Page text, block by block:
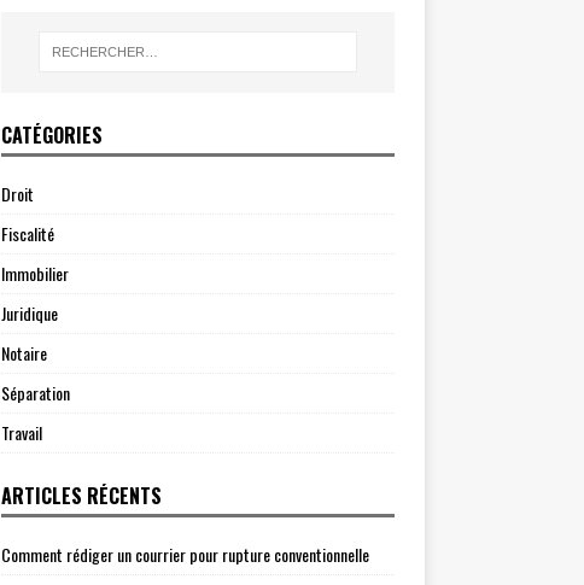
CATÉGORIES
Droit
Fiscalité
Immobilier
Juridique
Notaire
Séparation
Travail
ARTICLES RÉCENTS
Comment rédiger un courrier pour rupture conventionnelle